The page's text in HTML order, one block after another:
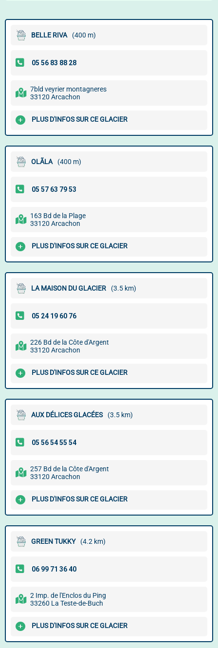
BELLE RIVA (400 m)
7bld veyrier montagneres
33120 Arcachon
PLUS D'INFOS SUR CE GLACIER
OLÃLA (400 m)
163 Bd de la Plage
33120 Arcachon
PLUS D'INFOS SUR CE GLACIER
LA MAISON DU GLACIER (3.5 km)
226 Bd de la Côte d'Argent
33120 Arcachon
PLUS D'INFOS SUR CE GLACIER
AUX DÉLICES GLACÉES (3.5 km)
257 Bd de la Côte d'Argent
33120 Arcachon
PLUS D'INFOS SUR CE GLACIER
GREEN TUKKY (4.2 km)
2 Imp. de l'Enclos du Ping
33260 La Teste-de-Buch
PLUS D'INFOS SUR CE GLACIER